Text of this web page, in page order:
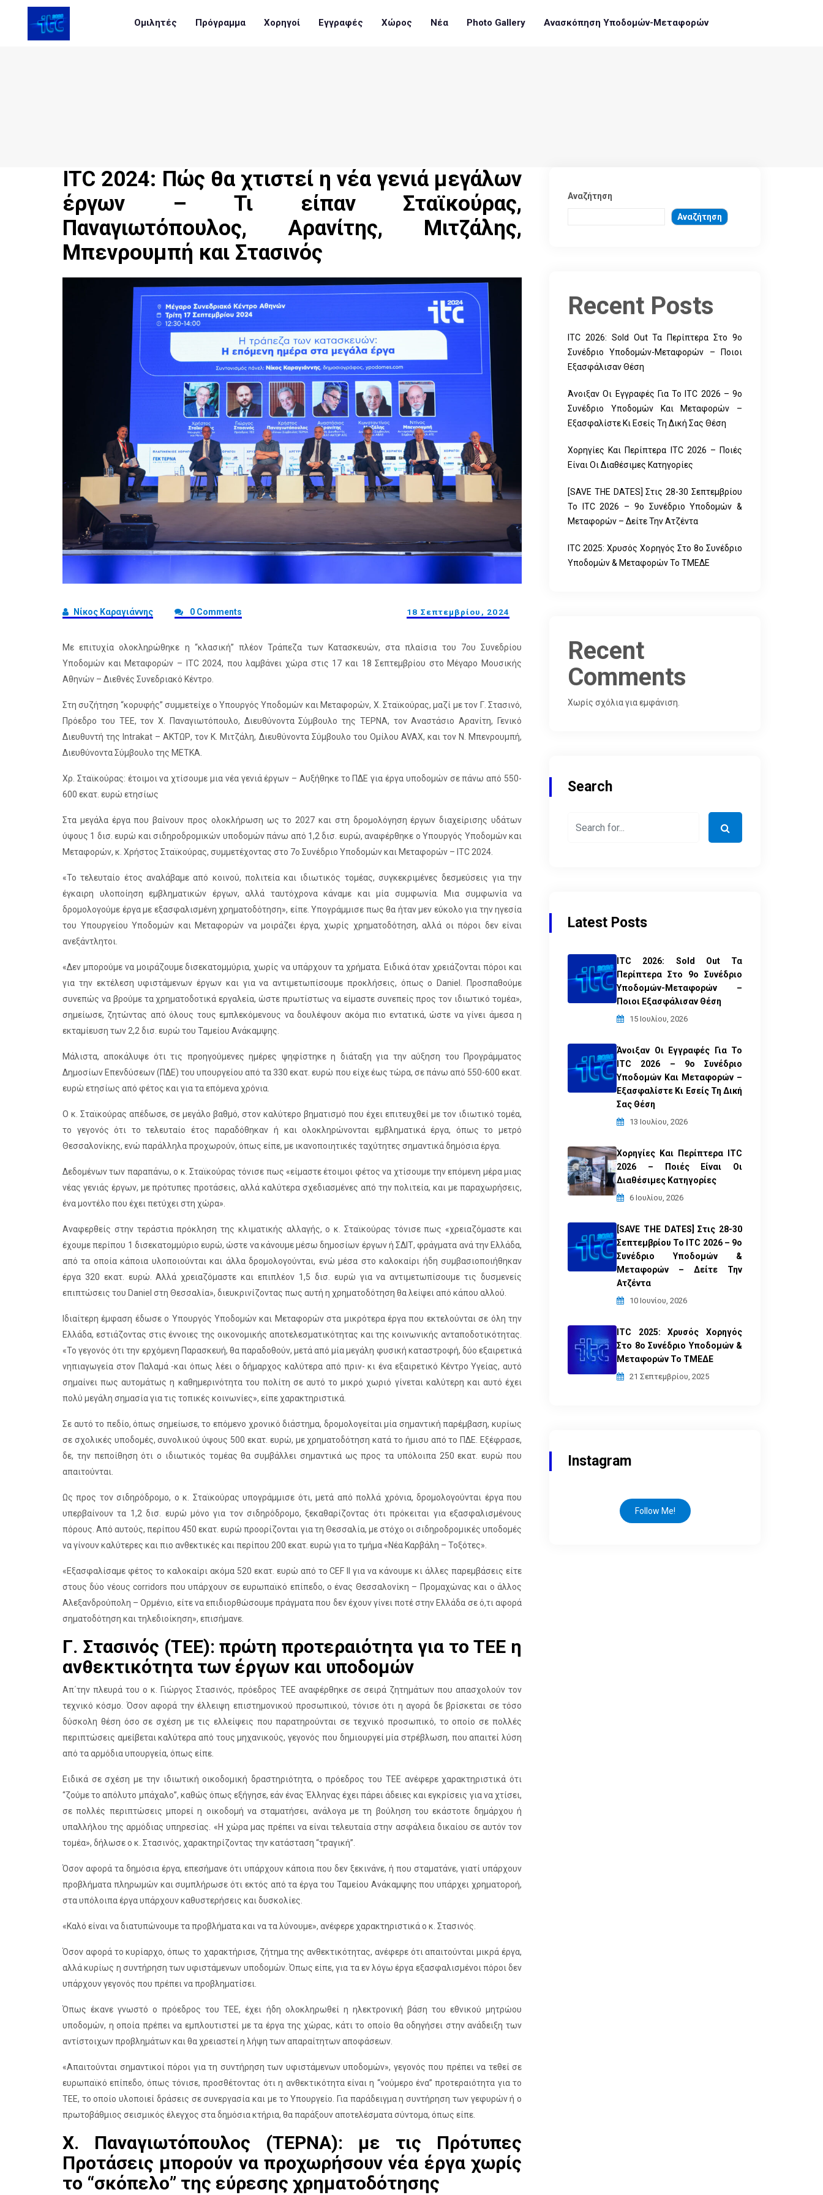
Ομιλητές Πρόγραμμα Χορηγοί Εγγραφές Χώρος Νέα Photo Gallery Ανασκόπηση Υποδομών-Μεταφορών
ITC 2024: Πώς θα χτιστεί η νέα γενιά μεγάλων
έργων – Τι είπαν Σταϊκούρας,
Παναγιωτόπουλος, Αρανίτης, Μιτζάλης,
Μπενρουμπή και Στασινός
Νίκος Καραγιάννης 0 Comments 18 Σεπτεμβρίου, 2024
Με επιτυχία ολοκληρώθηκε η “κλασική” πλέον Τράπεζα των Κατασκευών, στα πλαίσια του 7ου Συνεδρίου
Υποδομών και Μεταφορών – ITC 2024, που λαμβάνει χώρα στις 17 και 18 Σεπτεμβρίου στο Μέγαρο Μουσικής
Αθηνών – Διεθνές Συνεδριακό Κέντρο.
Στη συζήτηση “κορυφής” συμμετείχε ο Υπουργός Υποδομών και Μεταφορών, Χ. Σταϊκούρας, μαζί με τον Γ. Στασινό,
Πρόεδρο του ΤΕΕ, τον Χ. Παναγιωτόπουλο, Διευθύνοντα Σύμβουλο της ΤΕΡΝΑ, τον Αναστάσιο Αρανίτη, Γενικό
Διευθυντή της Intrakat – ΑΚΤΩΡ, τον Κ. Μιτζάλη, Διευθύνοντα Σύμβουλο του Ομίλου AVAX, και τον Ν. Μπενρουμπή,
Διευθύνοντα Σύμβουλο της ΜΕΤΚΑ.
Χρ. Σταϊκούρας: έτοιμοι να χτίσουμε μια νέα γενιά έργων – Αυξήθηκε το ΠΔΕ για έργα υποδομών σε πάνω από 550-
600 εκατ. ευρώ ετησίως
Στα μεγάλα έργα που βαίνουν προς ολοκλήρωση ως το 2027 και στη δρομολόγηση έργων διαχείρισης υδάτων
ύψους 1 δισ. ευρώ και σιδηροδρομικών υποδομών πάνω από 1,2 δισ. ευρώ, αναφέρθηκε ο Υπουργός Υποδομών και
Μεταφορών, κ. Χρήστος Σταϊκούρας, συμμετέχοντας στο 7ο Συνέδριο Υποδομών και Μεταφορών – ITC 2024.
«Το τελευταίο έτος αναλάβαμε από κοινού, πολιτεία και ιδιωτικός τομέας, συγκεκριμένες δεσμεύσεις για την
έγκαιρη υλοποίηση εμβληματικών έργων, αλλά ταυτόχρονα κάναμε και μία συμφωνία. Μια συμφωνία να
δρομολογούμε έργα με εξασφαλισμένη χρηματοδότηση», είπε. Υπογράμμισε πως θα ήταν μεν εύκολο για την ηγεσία
του Υπουργείου Υποδομών και Μεταφορών να μοιράζει έργα, χωρίς χρηματοδότηση, αλλά οι πόροι δεν είναι
ανεξάντλητοι.
«Δεν μπορούμε να μοιράζουμε δισεκατομμύρια, χωρίς να υπάρχουν τα χρήματα. Ειδικά όταν χρειάζονται πόροι και
για την εκτέλεση υφιστάμενων έργων και για να αντιμετωπίσουμε προκλήσεις, όπως ο Daniel. Προσπαθούμε
συνεπώς να βρούμε τα χρηματοδοτικά εργαλεία, ώστε πρωτίστως να είμαστε συνεπείς προς τον ιδιωτικό τομέα»,
σημείωσε, ζητώντας από όλους τους εμπλεκόμενους να δουλέψουν ακόμα πιο εντατικά, ώστε να γίνει άμεσα η
εκταμίευση των 2,2 δισ. ευρώ του Ταμείου Ανάκαμψης.
Μάλιστα, αποκάλυψε ότι τις προηγούμενες ημέρες ψηφίστηκε η διάταξη για την αύξηση του Προγράμματος
Δημοσίων Επενδύσεων (ΠΔΕ) του υπουργείου από τα 330 εκατ. ευρώ που είχε έως τώρα, σε πάνω από 550-600 εκατ.
ευρώ ετησίως από φέτος και για τα επόμενα χρόνια.
Ο κ. Σταϊκούρας απέδωσε, σε μεγάλο βαθμό, στον καλύτερο βηματισμό που έχει επιτευχθεί με τον ιδιωτικό τομέα,
το γεγονός ότι το τελευταίο έτος παραδόθηκαν ή και ολοκληρώνονται εμβληματικά έργα, όπως το μετρό
Θεσσαλονίκης, ενώ παράλληλα προχωρούν, όπως είπε, με ικανοποιητικές ταχύτητες σημαντικά δημόσια έργα.
Δεδομένων των παραπάνω, ο κ. Σταϊκούρας τόνισε πως «είμαστε έτοιμοι φέτος να χτίσουμε την επόμενη μέρα μιας
νέας γενιάς έργων, με πρότυπες προτάσεις, αλλά καλύτερα σχεδιασμένες από την πολιτεία, και με παραχωρήσεις,
ένα μοντέλο που έχει πετύχει στη χώρα».
Αναφερθείς στην τεράστια πρόκληση της κλιματικής αλλαγής, ο κ. Σταϊκούρας τόνισε πως «χρειαζόμαστε και
έχουμε περίπου 1 δισεκατομμύριο ευρώ, ώστε να κάνουμε μέσω δημοσίων έργων ή ΣΔΙΤ, φράγματα ανά την Ελλάδα,
από τα οποία κάποια υλοποιούνται και άλλα δρομολογούνται, ενώ μέσα στο καλοκαίρι ήδη συμβασιοποιήθηκαν
έργα 320 εκατ. ευρώ. Αλλά χρειαζόμαστε και επιπλέον 1,5 δισ. ευρώ για να αντιμετωπίσουμε τις δυσμενείς
επιπτώσεις του Daniel στη Θεσσαλία», διευκρινίζοντας πως αυτή η χρηματοδότηση θα λείψει από κάπου αλλού.
Ιδιαίτερη έμφαση έδωσε ο Yπουργός Υποδομών και Μεταφορών στα μικρότερα έργα που εκτελούνται σε όλη την
Ελλάδα, εστιάζοντας στις έννοιες της οικονομικής αποτελεσματικότητας και της κοινωνικής ανταποδοτικότητας.
«Το γεγονός ότι την ερχόμενη Παρασκευή, θα παραδοθούν, μετά από μία μεγάλη φυσική καταστροφή, δύο εξαιρετικά
νηπιαγωγεία στον Παλαμά -και όπως λέει ο δήμαρχος καλύτερα από πριν- κι ένα εξαιρετικό Κέντρο Υγείας, αυτό
σημαίνει πως αυτομάτως η καθημερινότητα του πολίτη σε αυτό το μικρό χωριό γίνεται καλύτερη και αυτό έχει
πολύ μεγάλη σημασία για τις τοπικές κοινωνίες», είπε χαρακτηριστικά.
Σε αυτό το πεδίο, όπως σημείωσε, το επόμενο χρονικό διάστημα, δρομολογείται μία σημαντική παρέμβαση, κυρίως
σε σχολικές υποδομές, συνολικού ύψους 500 εκατ. ευρώ, με χρηματοδότηση κατά το ήμισυ από το ΠΔΕ. Εξέφρασε,
δε, την πεποίθηση ότι ο ιδιωτικός τομέας θα συμβάλλει σημαντικά ως προς τα υπόλοιπα 250 εκατ. ευρώ που
απαιτούνται.
Ως προς τον σιδηρόδρομο, ο κ. Σταϊκούρας υπογράμμισε ότι, μετά από πολλά χρόνια, δρομολογούνται έργα που
υπερβαίνουν τα 1,2 δισ. ευρώ μόνο για τον σιδηρόδρομο, ξεκαθαρίζοντας ότι πρόκειται για εξασφαλισμένους
πόρους. Από αυτούς, περίπου 450 εκατ. ευρώ προορίζονται για τη Θεσσαλία, με στόχο οι σιδηροδρομικές υποδομές
να γίνουν καλύτερες και πιο ανθεκτικές και περίπου 200 εκατ. ευρώ για το τμήμα «Νέα Καρβάλη – Τοξότες».
«Εξασφαλίσαμε φέτος το καλοκαίρι ακόμα 520 εκατ. ευρώ από το CEF II για να κάνουμε κι άλλες παρεμβάσεις είτε
στους δύο νέους corridors που υπάρχουν σε ευρωπαϊκό επίπεδο, ο ένας Θεσσαλονίκη – Προμαχώνας και ο άλλος
Αλεξανδρούπολη – Ορμένιο, είτε να επιδιορθώσουμε πράγματα που δεν έχουν γίνει ποτέ στην Ελλάδα σε ό,τι αφορά
σηματοδότηση και τηλεδιοίκηση», επισήμανε.
Γ. Στασινός (ΤΕΕ): πρώτη προτεραιότητα για το ΤΕΕ η
ανθεκτικότητα των έργων και υποδομών
Απ΄την πλευρά του ο κ. Γιώργος Στασινός, πρόεδρος ΤΕΕ αναφέρθηκε σε σειρά ζητημάτων που απασχολούν τον
τεχνικό κόσμο. Όσον αφορά την έλλειψη επιστημονικού προσωπικού, τόνισε ότι η αγορά δε βρίσκεται σε τόσο
δύσκολη θέση όσο σε σχέση με τις ελλείψεις που παρατηρούνται σε τεχνικό προσωπικό, το οποίο σε πολλές
περιπτώσεις αμείβεται καλύτερα από τους μηχανικούς, γεγονός που δημιουργεί μία στρέβλωση, που απαιτεί λύση
από τα αρμόδια υπουργεία, όπως είπε.
Ειδικά σε σχέση με την ιδιωτική οικοδομική δραστηριότητα, ο πρόεδρος του ΤΕΕ ανέφερε χαρακτηριστικά ότι
“ζούμε το απόλυτο μπάχαλο”, καθώς όπως εξήγησε, εάν ένας Έλληνας έχει πάρει άδειες και εγκρίσεις για να χτίσει,
σε πολλές περιπτώσεις μπορεί η οικοδομή να σταματήσει, ανάλογα με τη βούληση του εκάστοτε δημάρχου ή
υπαλλήλου της αρμόδιας υπηρεσίας. «Η χώρα μας πρέπει να είναι τελευταία στην ασφάλεια δικαίου σε αυτόν τον
τομέα», δήλωσε ο κ. Στασινός, χαρακτηρίζοντας την κατάσταση “τραγική”.
Όσον αφορά τα δημόσια έργα, επεσήμανε ότι υπάρχουν κάποια που δεν ξεκινάνε, ή που σταματάνε, γιατί υπάρχουν
προβλήματα πληρωμών και συμπλήρωσε ότι εκτός από τα έργα του Ταμείου Ανάκαμψης που υπάρχει χρηματοροή,
στα υπόλοιπα έργα υπάρχουν καθυστερήσεις και δυσκολίες.
«Καλό είναι να διατυπώνουμε τα προβλήματα και να τα λύνουμε», ανέφερε χαρακτηριστικά ο κ. Στασινός.
Όσον αφορά το κυρίαρχο, όπως το χαρακτήρισε, ζήτημα της ανθεκτικότητας, ανέφερε ότι απαιτούνται μικρά έργα,
αλλά κυρίως η συντήρηση των υφιστάμενων υποδομών. Όπως είπε, για τα εν λόγω έργα εξασφαλισμένοι πόροι δεν
υπάρχουν γεγονός που πρέπει να προβληματίσει.
Όπως έκανε γνωστό ο πρόεδρος του ΤΕΕ, έχει ήδη ολοκληρωθεί η ηλεκτρονική βάση του εθνικού μητρώου
υποδομών, η οποία πρέπει να εμπλουτιστεί με τα έργα της χώρας, κάτι το οποίο θα οδηγήσει στην ανάδειξη των
αντίστοιχων προβλημάτων και θα χρειαστεί η λήψη των απαραίτητων αποφάσεων.
«Απαιτούνται σημαντικοί πόροι για τη συντήρηση των υφιστάμενων υποδομών», γεγονός που πρέπει να τεθεί σε
ευρωπαϊκό επίπεδο, όπως τόνισε, προσθέτοντας ότι η ανθεκτικότητα είναι η “νούμερο ένα” προτεραιότητα για το
ΤΕΕ, το οποίο υλοποιεί δράσεις σε συνεργασία και με το Υπουργείο. Για παράδειγμα η συντήρηση των γεφυρών ή ο
πρωτοβάθμιος σεισμικός έλεγχος στα δημόσια κτήρια, θα παράξουν αποτελέσματα σύντομα, όπως είπε.
Χ. Παναγιωτόπουλος (ΤΕΡΝΑ): με τις Πρότυπες
Προτάσεις μπορούν να προχωρήσουν νέα έργα χωρίς
το “σκόπελο” της εύρεσης χρηματοδότησης
Αναζήτηση
Αναζήτηση
Recent Posts
ITC 2026: Sold Out Τα Περίπτερα Στο 9ο
Συνέδριο Υποδομών-Μεταφορών – Ποιοι
Εξασφάλισαν Θέση
Άνοιξαν Οι Εγγραφές Για Το ITC 2026 – 9ο
Συνέδριο Υποδομών Και Μεταφορών –
Εξασφαλίστε Κι Εσείς Τη Δική Σας Θέση
Χορηγίες Και Περίπτερα ITC 2026 – Ποιές
Είναι Οι Διαθέσιμες Κατηγορίες
[SAVE THE DATES] Στις 28-30 Σεπτεμβρίου
Το ITC 2026 – 9ο Συνέδριο Υποδομών &
Μεταφορών – Δείτε Την Ατζέντα
ITC 2025: Χρυσός Χορηγός Στο 8ο Συνέδριο
Υποδομών & Μεταφορών Το ΤΜΕΔΕ
Recent
Comments
Χωρίς σχόλια για εμφάνιση.
Search
Latest Posts
ITC 2026: Sold Out Τα
Περίπτερα Στο 9ο Συνέδριο
Υποδομών-Μεταφορών –
Ποιοι Εξασφάλισαν Θέση
15 Ιουλίου, 2026
Άνοιξαν Οι Εγγραφές Για Το
ITC 2026 – 9ο Συνέδριο
Υποδομών Και Μεταφορών –
Εξασφαλίστε Κι Εσείς Τη Δική
Σας Θέση
13 Ιουλίου, 2026
Χορηγίες Και Περίπτερα ITC
2026 – Ποιές Είναι Οι
Διαθέσιμες Κατηγορίες
6 Ιουλίου, 2026
[SAVE THE DATES] Στις 28-30
Σεπτεμβρίου Το ITC 2026 – 9ο
Συνέδριο Υποδομών &
Μεταφορών – Δείτε Την
Ατζέντα
10 Ιουνίου, 2026
ITC 2025: Χρυσός Χορηγός
Στο 8ο Συνέδριο Υποδομών &
Μεταφορών Το ΤΜΕΔΕ
21 Σεπτεμβρίου, 2025
Instagram
Follow Me!